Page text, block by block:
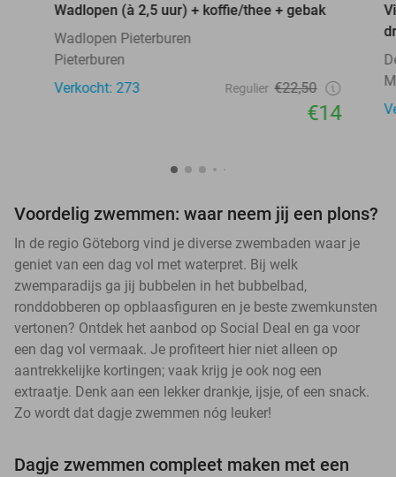
Wadlopen (à 2,5 uur) + koffie/thee + gebak
Wadlopen Pieterburen
Pieterburen
Verkocht: 273
Regulier €22,50
€14
Voordelig zwemmen: waar neem jij een plons?
In de regio Göteborg vind je diverse zwembaden waar je
geniet van een dag vol met waterpret. Bij welk
zwemparadijs ga jij bubbelen in het bubbelbad,
ronddobberen op opblaasfiguren en je beste zwemkunsten
vertonen? Ontdek het aanbod op Social Deal en ga voor
een dag vol vermaak. Je profiteert hier niet alleen op
aantrekkelijke kortingen; vaak krijg je ook nog een
extraatje. Denk aan een lekker drankje, ijsje, of een snack.
Zo wordt dat dagje zwemmen nóg leuker!
Dagje zwemmen compleet maken met een